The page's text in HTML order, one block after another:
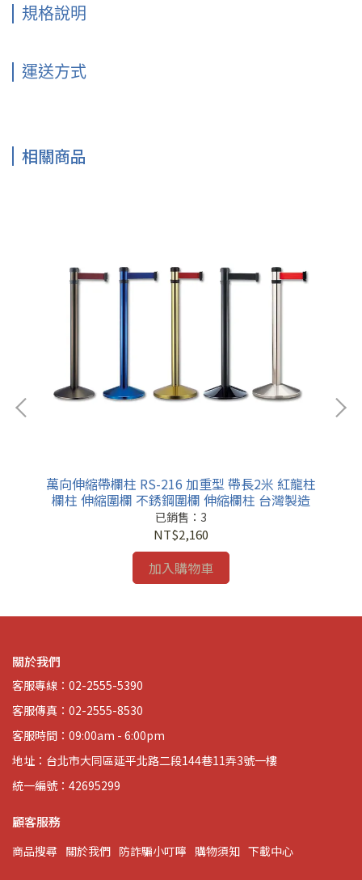
規格說明
運送方式
相關商品
萬向伸縮帶欄柱 RS-216 加重型 帶長2米 紅龍柱
欄柱 伸縮圍欄 不銹鋼圍欄 伸縮欄柱 台灣製造
已銷售：3
NT$2,160
加入購物車
關於我們
客服專線：02-2555-5390
客服傳真：02-2555-8530
客服時間：09:00am - 6:00pm
地址：台北市大同區延平北路二段144巷11弄3號一樓
統一編號：42695299
顧客服務
商品搜尋 關於我們 防詐騙小叮嚀 購物須知 下載中心